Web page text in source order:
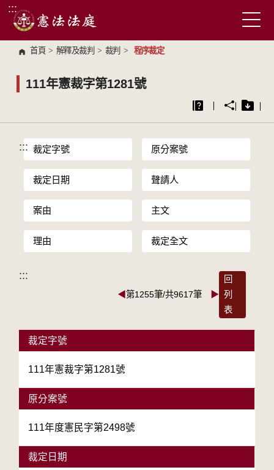
跳到主要內容區塊
:::
首頁 > 解釋及裁判 > 裁判 > 程序裁定
111年憲裁字第1281號
::: 裁定字號 原分案號
裁定日期 聲請人
案由 主文
理由 裁定全文
:::
◀第1255筆/共9617筆 ▶
回
列
表
裁定字號
111年憲裁字第1281號
原分案號
111年度憲民字第2498號
裁定日期